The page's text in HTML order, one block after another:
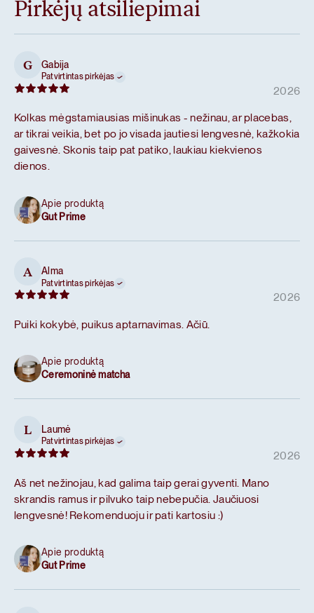
Pirkėjų atsiliepimai
G Gabija
Patvirtintas pirkėjas
2026
Kolkas mėgstamiausias mišinukas - nežinau, ar placebas,
ar tikrai veikia, bet po jo visada jautiesi lengvesnė, kažkokia
gaivesnė. Skonis taip pat patiko, laukiau kiekvienos
dienos.
Apie produktą
Gut Prime
A Alma
Patvirtintas pirkėjas
2026
Puiki kokybė, puikus aptarnavimas. Ačiū.
Apie produktą
Ceremoninė matcha
L Laumė
Patvirtintas pirkėjas
2026
Aš net nežinojau, kad galima taip gerai gyventi. Mano
skrandis ramus ir pilvuko taip nebepučia. Jaučiuosi
lengvesnė! Rekomenduoju ir pati kartosiu :)
Apie produktą
Gut Prime